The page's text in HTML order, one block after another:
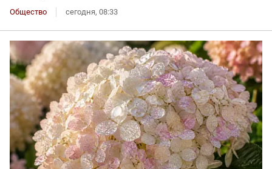
Общество сегодня, 08:33